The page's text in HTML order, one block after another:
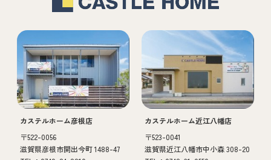
カステルホーム彦根店
〒522-0056
滋賀県彦根市開出今町 1488-47
カステルホーム近江八幡店
〒523-0041
滋賀県近江八幡市中小森 308-20